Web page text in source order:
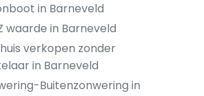
in Barneveld
waarde in Barneveld
verkopen zonder
in Barneveld
Buitenzonwering in